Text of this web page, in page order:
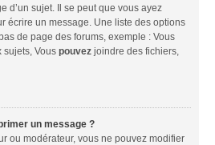
d’un sujet. Il se peut que vous ayez
écrire un message. Une liste des options
de page des forums, exemple : Vous
sujets, Vous pouvez joindre des fichiers,
un message ?
ou modérateur, vous ne pouvez modifier